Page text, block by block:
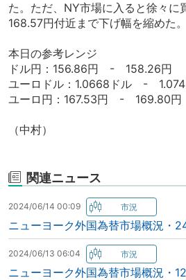
た。ただ、NY市場に入ると徐々に
168.57円付近まで下げ幅を縮めた。
本日の参考レンジ
ドル円：156.86円 - 158.26円
ユーロドル：1.0668ドル -
ユーロ円：167.53円 - 169.80円
（中村）
関連ニュース
2024/06/14 00:09
ニューヨーク外国為替市場概況・
2024/06/13 06:04
ニューヨーク外国為替市場概況・